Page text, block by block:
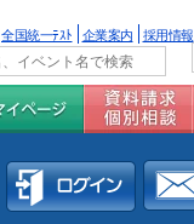
全国統一ﾃｽﾄ 企業案内 採用情報